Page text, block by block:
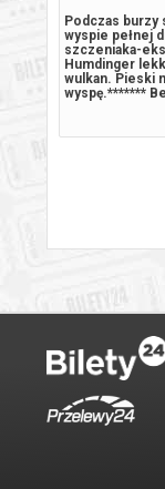
że
Podczas burzy
wyspie pełnej
szczeniaka-
Humdinger
wulkan. Pieski
wyspę.*******
przypadku
automatyczny
komunikatem